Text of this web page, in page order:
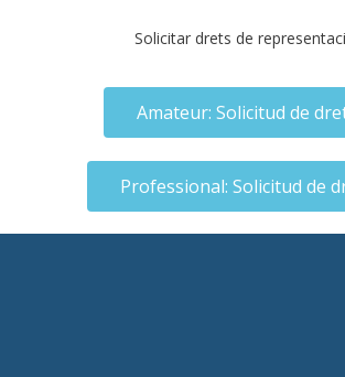
Solicitar drets de
Amateur: Solicitud de
Professional: Solicitud de